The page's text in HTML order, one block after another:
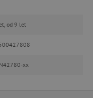
od 9 let
xx